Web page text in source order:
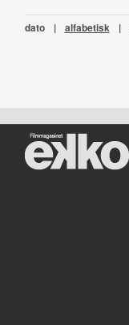
dato | alfabetisk |